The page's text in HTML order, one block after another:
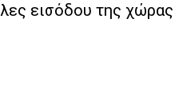
εισόδου της χώρας